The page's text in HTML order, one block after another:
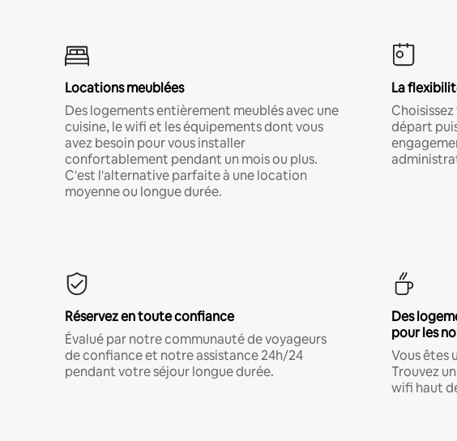
Locations meublées
Des logements entièrement meublés avec une
cuisine, le wifi et les équipements dont vous
avez besoin pour vous installer
confortablement pendant un mois ou plus.
C'est l'alternative parfaite à une location
moyenne ou longue durée.
La
départ
Réservez en toute confiance
Évalué par notre communauté de voyageurs
de confiance et notre assistance 24h/24
pendant votre séjour longue durée.
Des
pour les
Vous êtes
Trouvez
wifi haut